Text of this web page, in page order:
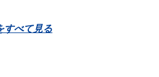
すべて見る